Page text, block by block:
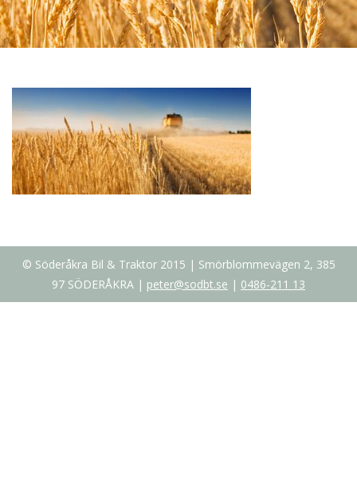
© Söderåkra Bil & Traktor 2015 | Smörblommevägen 2, 385
97 SÖDERÅKRA | peter@sodbt.se | 0486-211 13